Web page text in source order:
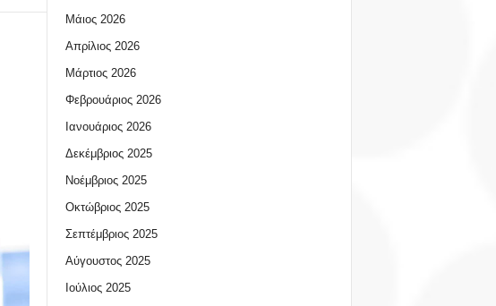
Μάιος 2026
Απρίλιος 2026
Μάρτιος 2026
Φεβρουάριος 2026
Ιανουάριος 2026
Δεκέμβριος 2025
Νοέμβριος 2025
Οκτώβριος 2025
Σεπτέμβριος 2025
Αύγουστος 2025
Ιούλιος 2025